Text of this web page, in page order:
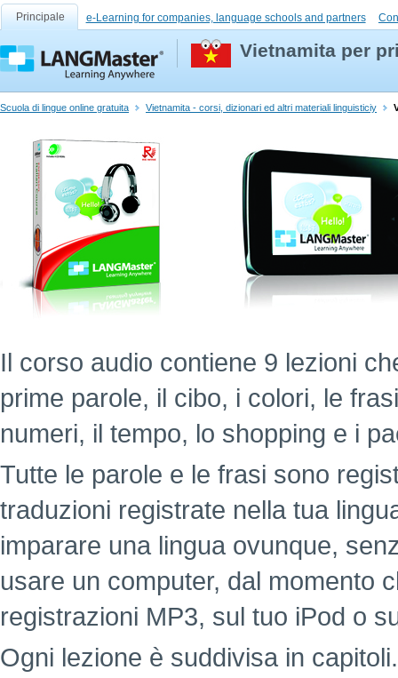
Principale e-Learning for companies, language schools and partners
Vietnamita per
Scuola di lingue online gratuita Vietnamita - corsi, dizionari ed altri materiali linguisticiy
Il corso audio contiene 9 lezioni
prime parole, il cibo, i colori, le
numeri, il tempo, lo shopping e i
Tutte le parole e le frasi sono
traduzioni registrate nella tua
imparare una lingua ovunque,
usare un computer, dal momento
registrazioni MP3, sul tuo iPod o
Ogni lezione è suddivisa in